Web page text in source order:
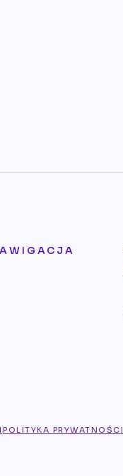
POLITYKA PRYWATNOŚCI